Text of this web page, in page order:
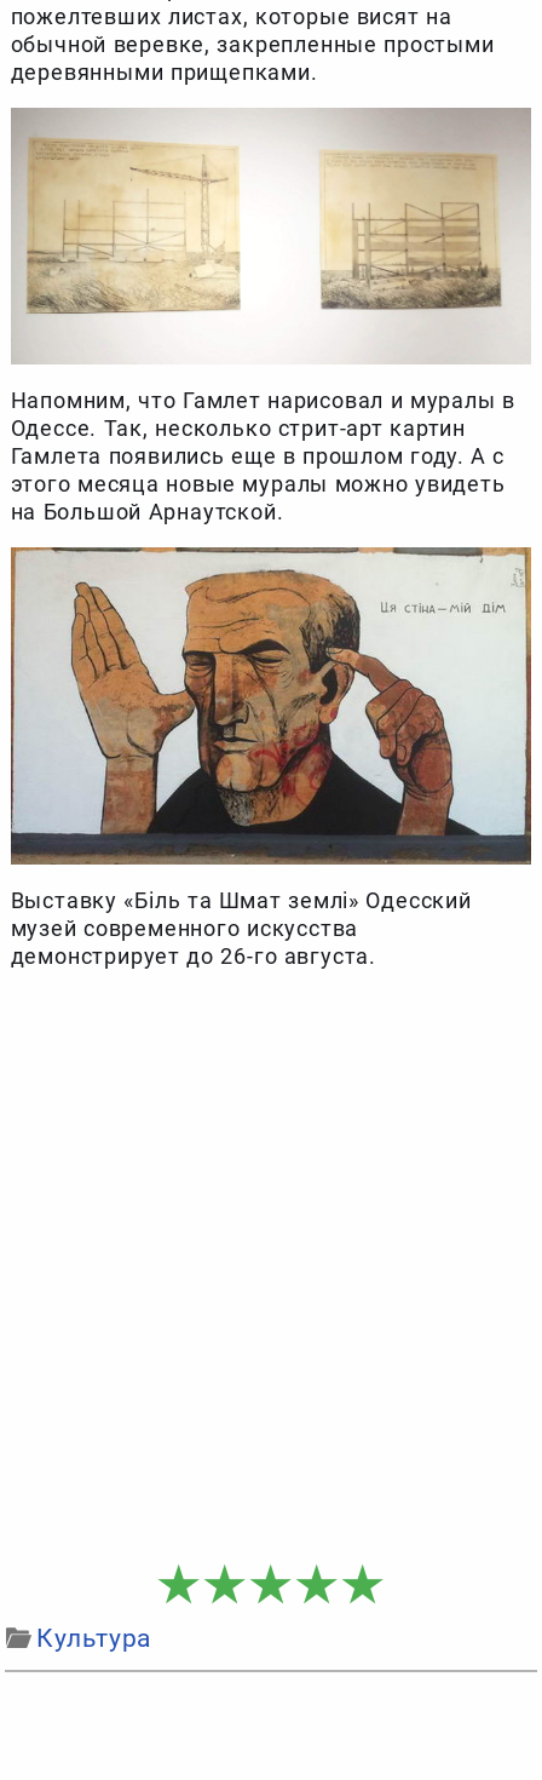
пожелтевших листах, которые висят на
обычной веревке, закрепленные простыми
деревянными прищепками.
Напомним, что Гамлет нарисовал и муралы в
Одессе. Так, несколько стрит-арт картин
Гамлета появились еще в прошлом году. А с
этого месяца новые муралы можно увидеть
на Большой Арнаутской.
Выставку «Біль та Шмат землі» Одесский
музей современного искусства
демонстрирует до 26-го августа.
Культура